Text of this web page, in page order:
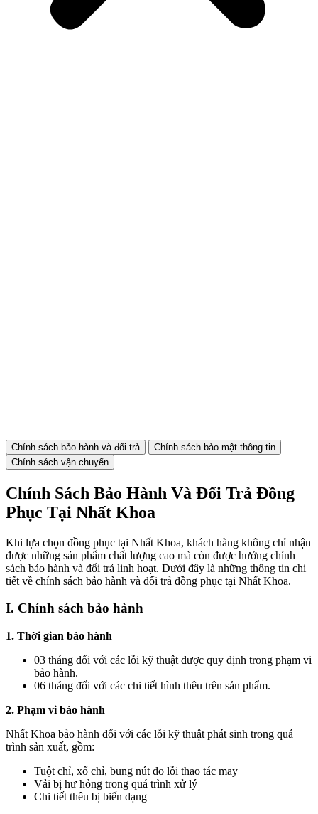
Chính sách bảo hành và đổi trả
Chính sách bảo mật thông tin
Chính sách vận chuyển
Chính Sách Bảo Hành Và Đổi Trả Đồng
Phục Tại Nhất Khoa
Khi lựa chọn đồng phục tại Nhất Khoa, khách hàng không chỉ nhận
được những sản phẩm chất lượng cao mà còn được hưởng chính
sách bảo hành và đổi trả linh hoạt. Dưới đây là những thông tin chi
tiết về chính sách bảo hành và đổi trả đồng phục tại Nhất Khoa.
I. Chính sách bảo hành
1. Thời gian bảo hành
03 tháng đối với các lỗi kỹ thuật được quy định trong phạm vi
bảo hành.
06 tháng đối với các chi tiết hình thêu trên sản phẩm.
2. Phạm vi bảo hành
Nhất Khoa bảo hành đối với các lỗi kỹ thuật phát sinh trong quá
trình sản xuất, gồm:
Tuột chỉ, xổ chỉ, bung nút do lỗi thao tác may
Vải bị hư hỏng trong quá trình xử lý
Chi tiết thêu bị biến dạng